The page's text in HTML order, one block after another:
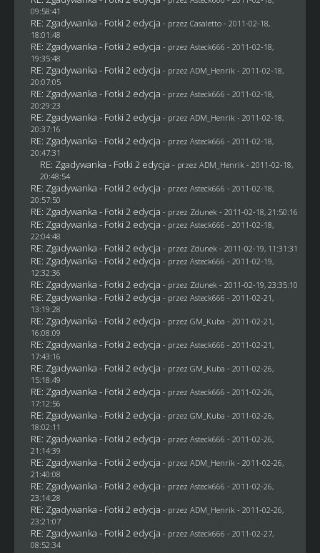
09:58:41
RE: Zgadywanka - Fotki 2 edycja - przez Casaletto- 2011-02-18,
18:01:48
RE: Zgadywanka - Fotki 2 edycja - przez Asteck666 - 2011-02-18,
19:35:48
RE: Zgadywanka - Fotki 2 edycja - przez ADM_Henrik - 2011-02-18,
20:07:05
RE: Zgadywanka - Fotki 2 edycja - przez Asteck666 - 2011-02-18,
20:29:23
RE: Zgadywanka - Fotki 2 edycja - przez ADM_Henrik - 2011-02-18,
20:37:16
RE: Zgadywanka - Fotki 2 edycja - przez Asteck666 - 2011-02-18,
20:47:31
RE: Zgadywanka - Fotki 2 edycja - przez ADM_Henrik - 2011-02-18,
20:48:54
RE: Zgadywanka - Fotki 2 edycja - przez Asteck666 - 2011-02-18,
20:57:50
RE: Zgadywanka - Fotki 2 edycja - przez Zdunek - 2011-02-18, 21:50:16
RE: Zgadywanka - Fotki 2 edycja - przez Asteck666 - 2011-02-18,
22:04:48
RE: Zgadywanka - Fotki 2 edycja - przez Zdunek - 2011-02-19, 11:31:31
RE: Zgadywanka - Fotki 2 edycja - przez Asteck666 - 2011-02-19,
12:32:36
RE: Zgadywanka - Fotki 2 edycja - przez Zdunek - 2011-02-19, 23:35:10
RE: Zgadywanka - Fotki 2 edycja - przez Asteck666 - 2011-02-21,
13:19:28
RE: Zgadywanka - Fotki 2 edycja - przez GM_Kuba - 2011-02-21,
16:08:09
RE: Zgadywanka - Fotki 2 edycja - przez Asteck666 - 2011-02-21,
17:43:16
RE: Zgadywanka - Fotki 2 edycja - przez GM_Kuba - 2011-02-26,
15:18:49
RE: Zgadywanka - Fotki 2 edycja - przez Asteck666 - 2011-02-26,
17:12:56
RE: Zgadywanka - Fotki 2 edycja - przez GM_Kuba - 2011-02-26,
18:02:11
RE: Zgadywanka - Fotki 2 edycja - przez Asteck666 - 2011-02-26,
21:14:39
RE: Zgadywanka - Fotki 2 edycja - przez ADM_Henrik - 2011-02-26,
21:40:08
RE: Zgadywanka - Fotki 2 edycja - przez Asteck666 - 2011-02-26,
23:14:28
RE: Zgadywanka - Fotki 2 edycja - przez ADM_Henrik - 2011-02-26,
23:21:07
RE: Zgadywanka - Fotki 2 edycja - przez Asteck666 - 2011-02-27,
08:52:34